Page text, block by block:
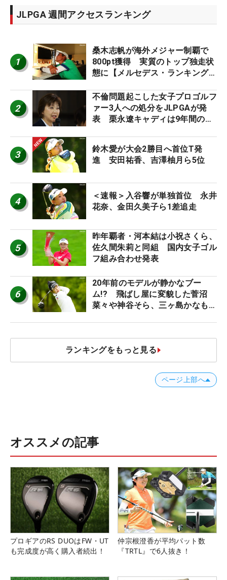
JLPGA 週間アクセスランキング
1
桑木志帆が海外メジャー制覇で
800pt獲得 実質のトップ独走状
態に【メルセデス・ランキング番
2
不倫問題起こした女子プロゴルフ
ァー3人への処分をJLPGAが発
表 栗永遼キャディは9年間の立
3
鈴木愛が大会2勝目へ首位T発
進 安田祐香、吉澤柚月ら5位
4
＜速報＞入谷響が単独首位 永井
花奈、金田久美子ら1差追走
5
昨年覇者・河本結は小祝さくら、
佐久間朱莉と同組 国内女子ゴル
フ組み合わせ発表
6
20年前のモデルが静かなブー
ム!? 飛ばし屋に変貌した菅沼
菜々や神谷そら、三ヶ島かなも使
ランキングをもっと見る
ページ上部へ
オススメの記事
プロギアのRS DUOはFW・UT
も完成度が高く購入者続出！
仲宗根澄香が平均パット数
『TRTL』で6人抜き！